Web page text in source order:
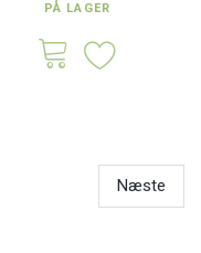
PÅ LAGER
Næste